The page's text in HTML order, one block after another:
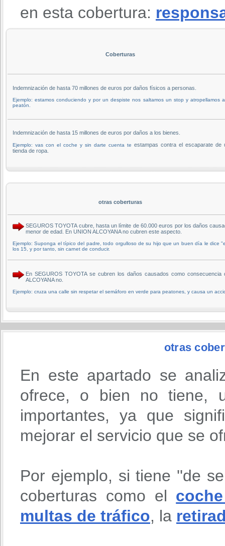
en esta cobertura:
Coberturas
Indemnización de hasta 70 millones de euros por daños físicos a personas.
Ejemplo: estamos conduciendo y por un despiste nos saltamos un stop y atropellamos
peatón.
Indemnización de hasta 15 millones de euros por daños a los bienes.
Ejemplo: vas con el coche y sin darte cuenta te estampas contra el escaparate de
tienda de ropa.
otras coberturas
SEGUROS TOYOTA cubre, hasta un límite de 60.000 euros por los daños
menor de edad. En UNION ALCOYANA no cubren este aspecto.
Ejemplo: Suponga el típico del padre, todo orgulloso de su hijo que un buen día le dice
los 15, y por tanto, sin carnet de conducir.
En SEGUROS TOYOTA se cubren los daños causados como
ALCOYANA no.
Ejemplo: cruza una calle sin respetar el semáforo en verde para peatones, y causa un
otras
En este apartado se
ofrece, o bien no tiene,
importantes, ya que
mejorar el servicio que se
Por ejemplo, si tiene ''de
coberturas como el
multas de tráfico, la